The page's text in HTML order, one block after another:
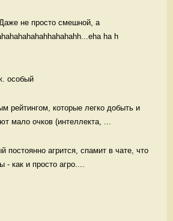
не просто смешной, а
ha h
особый
рейтингом, которые легко добыть и
мало очков (интеллекта, ...
постоянно агрится, спамит в чате, что
- как и просто агро....